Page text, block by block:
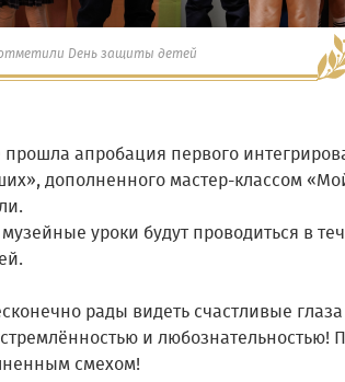
День защиты детей
прошла апробация первого
дополненного мастер-классом
музейные уроки будут проводиться в
рады видеть счастливые
и любознательностью!
смехом!